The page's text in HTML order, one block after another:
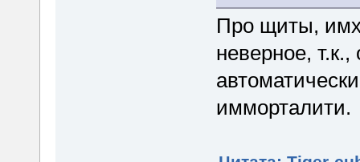
Про щиты,
неверное,
имморталити.